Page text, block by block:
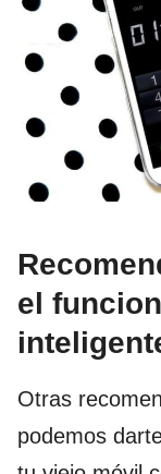
el
Otras
podemos